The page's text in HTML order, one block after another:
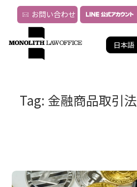
日本語
お問い合わせ
Tag: 金融商品取引法